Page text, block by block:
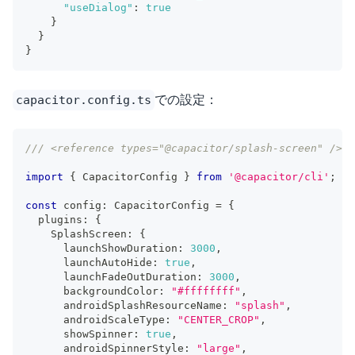
"useDialog" :
true
}
}
}
capacitor.config.ts での設定：
/// <reference types="@capacitor/splash-screen" />
import { CapacitorConfig } from '@capacitor/cli' ;
const config : CapacitorConfig = {
  plugins
:
{
    SplashScreen
:
{
      launchShowDuration
: 3000 ,
      launchAutoHide
: true ,
      launchFadeOutDuration
: 3000 ,
      backgroundColor
: "#ffffffff" ,
      androidSplashResourceName
: "splash" ,
      androidScaleType
: "CENTER_CROP" ,
      showSpinner
: true ,
      androidSpinnerStyle
: "large" ,